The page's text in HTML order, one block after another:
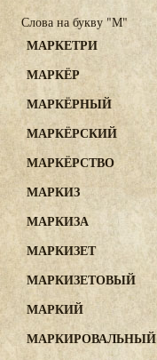
Слова на букву "М"
МАРКЕТРИ
МАРКЁР
МАРКЁРНЫЙ
МАРКЁРСКИЙ
МАРКЁРСТВО
МАРКИЗ
МАРКИЗА
МАРКИЗЕТ
МАРКИЗЕТОВЫЙ
МАРКИЙ
МАРКИРОВАЛЬНЫЙ